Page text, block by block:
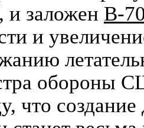
и заложен В-
и
обороны
что